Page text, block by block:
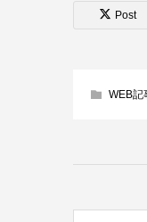
Post
WEB記